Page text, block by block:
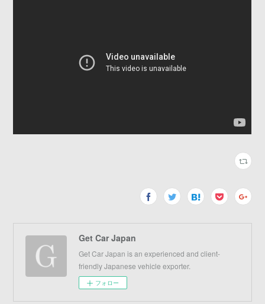
Get Car Japan
Get Car Japan is an experienced and client-
friendly Japanese vehicle exporter.
フォロー